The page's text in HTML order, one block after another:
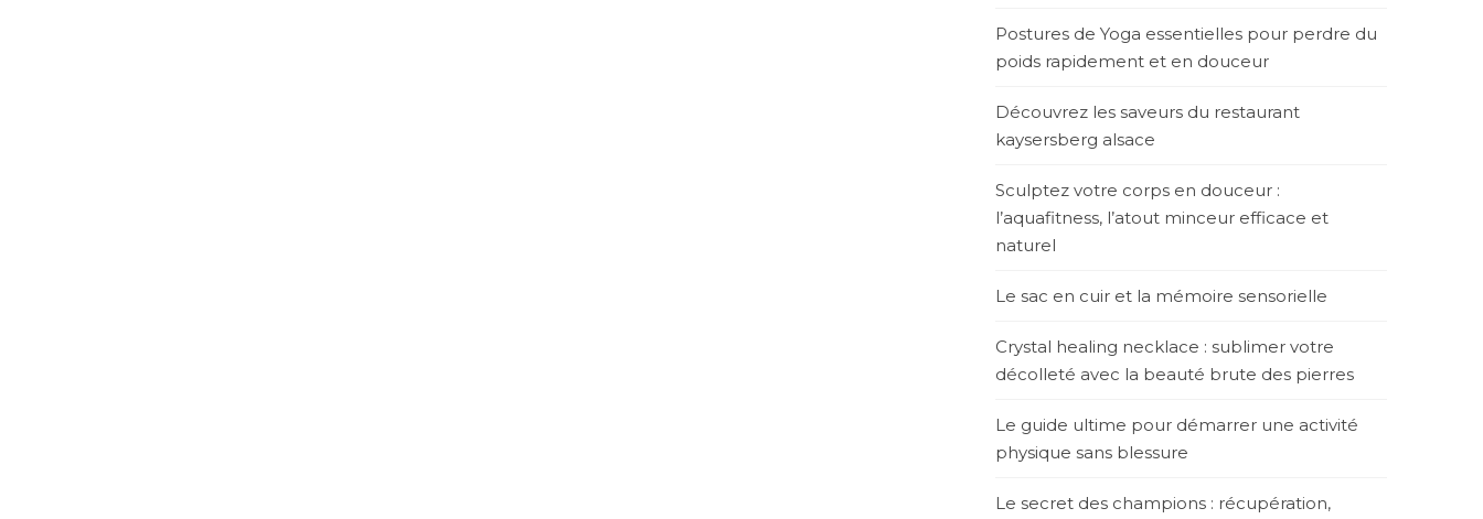
Postures de Yoga essentielles pour perdre du
poids rapidement et en douceur
Découvrez les saveurs du restaurant
kaysersberg alsace
Sculptez votre corps en douceur :
l’aquafitness, l’atout minceur efficace et
naturel
Le sac en cuir et la mémoire sensorielle
Crystal healing necklace : sublimer votre
décolleté avec la beauté brute des pierres
Le guide ultime pour démarrer une activité
physique sans blessure
Le secret des champions : récupération,